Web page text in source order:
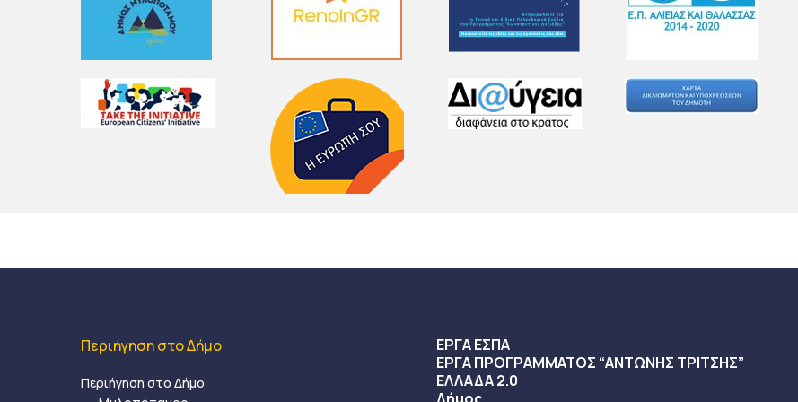
Αφού ξεναγηθούµε στον παλιό οικισµό θα πάµε απέναντι στην Αγιά. Πολυβραβευµένο χωριό για την
βρούµε παραδοσιακά υφαντά και θα γνωρίσουµε τη διαδικασία παραγωγής κάρβουνου στα
Περιήγηση στο Δήμο
Περιήγηση στο Δήμο
ΕΡΓΑ ΕΣΠΑ
ΕΡΓΑ ΠΡΟΓΡΑΜΜΑΤΟΣ “ΑΝΤΩΝΗΣ ΤΡΙΤΣΗΣ”
ΕΛΛΑΔΑ 2.0